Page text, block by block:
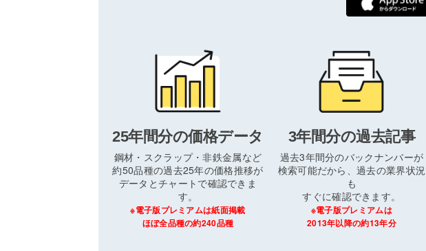
25年間分の価格データ
鋼材・スクラップ・非鉄金属など
約50品種の過去25年の価格推移が
データとチャートで確認できま
す。
※電子版プレミアムは紙面掲載
ほぼ全品種の約240品種
3年間分の過去記事
過去3年間分のバックナンバーが
検索可能だから、過去の業界状況
も
すぐに確認できます。
※電子版プレミアムは
2013年以降の約13年分